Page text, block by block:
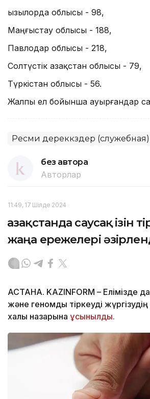
Қызылорда облысы - 98,
Маңғыстау облысы - 188,
Павлодар облысы - 218,
Солтүстік Қазақстан облысы - 79,
Түркістан облысы - 56.
Жалпы ел бойынша ауырғандар
Ресми дереккөздер (служебная)
без автора
Авторлар
11:49, 17 Шілде 2024
Қазақстанда саусақ ізін
жаңа ережелері
АСТАНА. KAZINFORM – Елімізде
және геномдық тіркеуді
халық назарына ұсынылды.